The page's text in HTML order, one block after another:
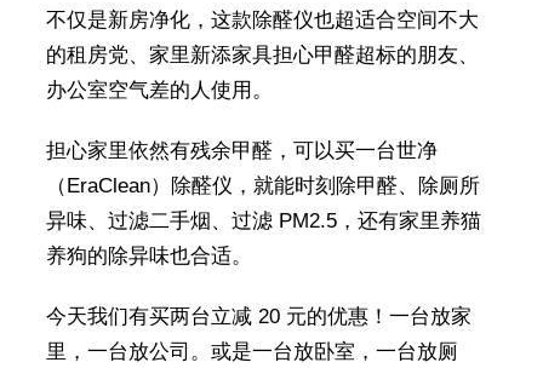
不仅是新房净化，这款除醛仪也超适合空间不大
的租房党、家里新添家具担心甲醛超标的朋友、
办公室空气差的人使用。
担心家里依然有残余甲醛，可以买一台世净
（EraClean）除醛仪，就能时刻除甲醛、除厕所
异味、过滤二手烟、过滤 PM2.5，还有家里养猫
养狗的除异味也合适。
今天我们有买两台立减 20 元的优惠！一台放家
里，一台放公司。或是一台放卧室，一台放厕